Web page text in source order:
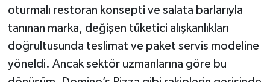
oturmalı restoran konsepti ve salata barlarıyla
tanınan marka, değişen tüketici alışkanlıkları
doğrultusunda teslimat ve paket servis modeline
yöneldi. Ancak sektör uzmanlarına göre bu